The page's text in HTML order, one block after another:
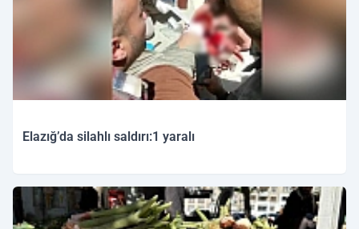
Elazığ’da silahlı saldırı:1 yaralı